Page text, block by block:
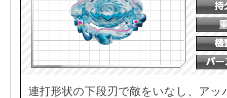
連打形状の下段刃で敵をいなし、アッ